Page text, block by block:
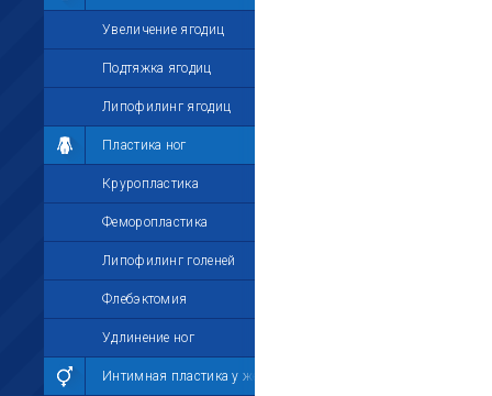
Увеличение ягодиц
Подтяжка ягодиц
Липофилинг ягодиц
Пластика ног
Круропластика
Феморопластика
Липофилинг голеней
Флебэктомия
Удлинение ног
Интимная пластика у женщин